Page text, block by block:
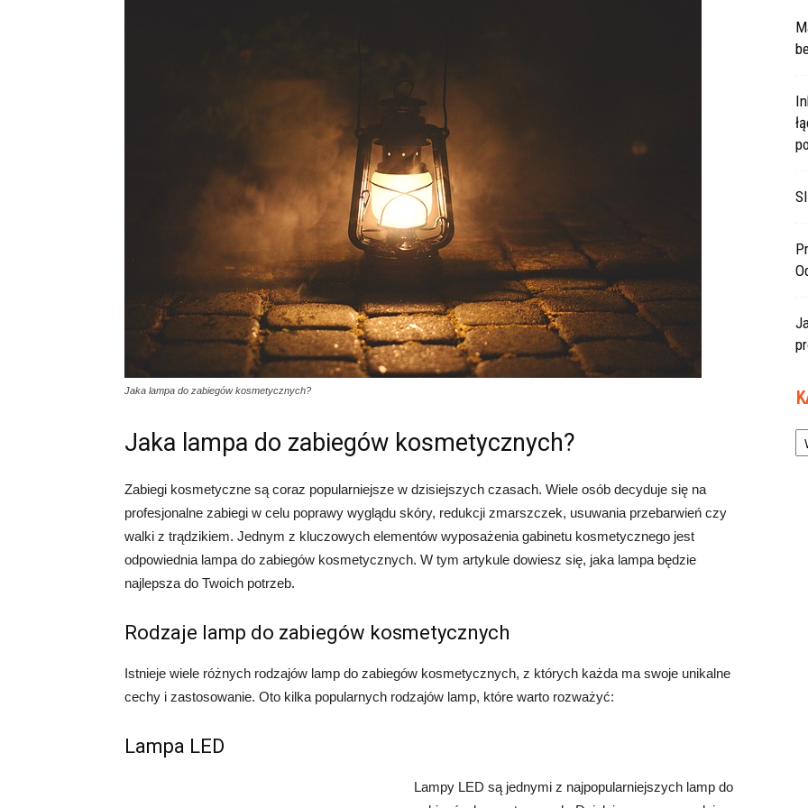
Jaka lampa do zabiegów kosmetycznych?
Jaka lampa do zabiegów kosmetycznych?
Zabiegi kosmetyczne są coraz popularniejsze w dzisiejszych czasach. Wiele osób decyduje się na
profesjonalne zabiegi w celu poprawy wyglądu skóry, redukcji zmarszczek, usuwania przebarwień czy
walki z trądzikiem. Jednym z kluczowych elementów wyposażenia gabinetu kosmetycznego jest
odpowiednia lampa do zabiegów kosmetycznych. W tym artykule dowiesz się, jaka lampa będzie
najlepsza do Twoich potrzeb.
Rodzaje lamp do zabiegów kosmetycznych
Istnieje wiele różnych rodzajów lamp do zabiegów kosmetycznych, z których każda ma swoje unikalne
cechy i zastosowanie. Oto kilka popularnych rodzajów lamp, które warto rozważyć:
Lampa LED
Lampy LED są jednymi z najpopularniejszych lamp do